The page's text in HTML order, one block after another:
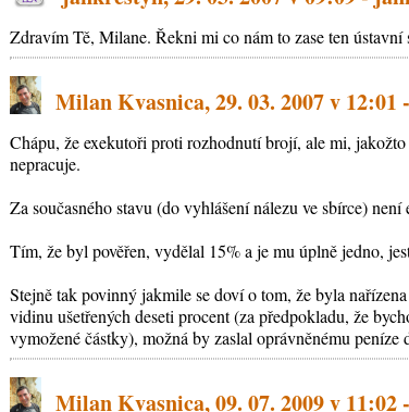
Zdravím Tě, Milane. Řekni mi co nám to zase ten
Milan Kvasnica, 29. 03. 2007 v
Chápu, že exekutoři proti rozhodnutí brojí, ale mi,
nepracuje.
Za současného stavu (do vyhlášení nálezu ve sbírce)
Tím, že byl pověřen, vydělal 15% a je mu úplně jedno,
Stejně tak povinný jakmile se doví o tom, že byla
vidinu ušetřených deseti procent (za předpokladu, že
vymožené částky), možná by zaslal oprávněnému peníze
Milan Kvasnica, 09. 07. 2009 v